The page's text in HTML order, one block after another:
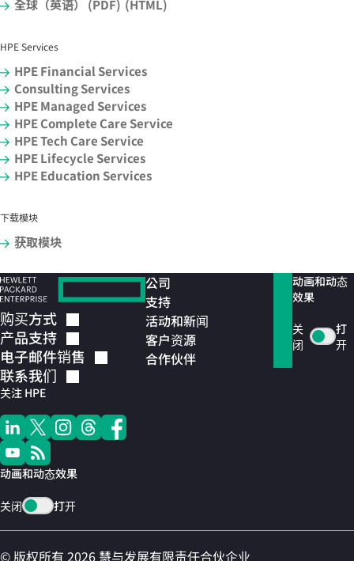
全球（英语） (PDF) (HTML)
HPE Services
HPE Financial Services
Consulting Services
HPE Managed Services
HPE Complete Care Service
HPE Tech Care Service
HPE Lifecycle Services
HPE Education Services
下载模块
获取模块
购买方式
产品支持
电子邮件销售
联系我们
关注 HPE
动画和动态效果
关闭 打开
公司
支持
活动和新闻
客户资源
合作伙伴
动画和动态
效果
关
闭
打
开
© 版权所有 2026 慧与发展有限责任合伙企业